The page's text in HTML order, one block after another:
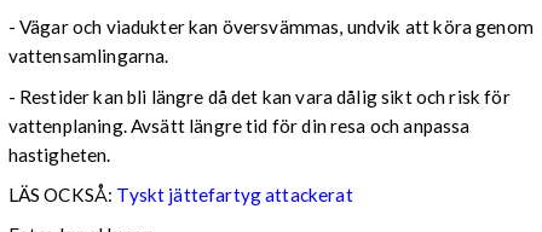
- Vägar och viadukter kan översvämmas, undvik att köra genom
vattensamlingarna.
- Restider kan bli längre då det kan vara dålig sikt och risk för
vattenplaning. Avsätt längre tid för din resa och anpassa
hastigheten.
LÄS OCKSÅ: Tyskt jättefartyg attackerat